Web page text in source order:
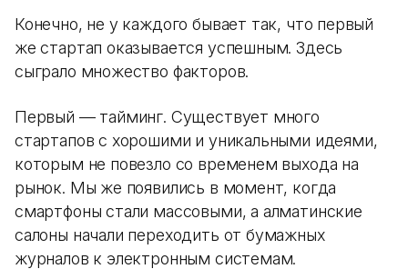
Конечно, не у каждого бывает так, что первый
же стартап оказывается успешным. Здесь
сыграло множество факторов.
Первый — тайминг. Существует много
стартапов с хорошими и уникальными идеями,
которым не повезло со временем выхода на
рынок. Мы же появились в момент, когда
смартфоны стали массовыми, а алматинские
салоны начали переходить от бумажных
журналов к электронным системам.